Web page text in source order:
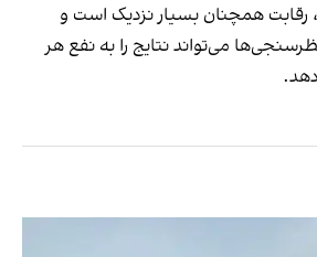
همچنان بسیار نزدیک است و
می‌تواند نتایج را به نفع هر
دهد.